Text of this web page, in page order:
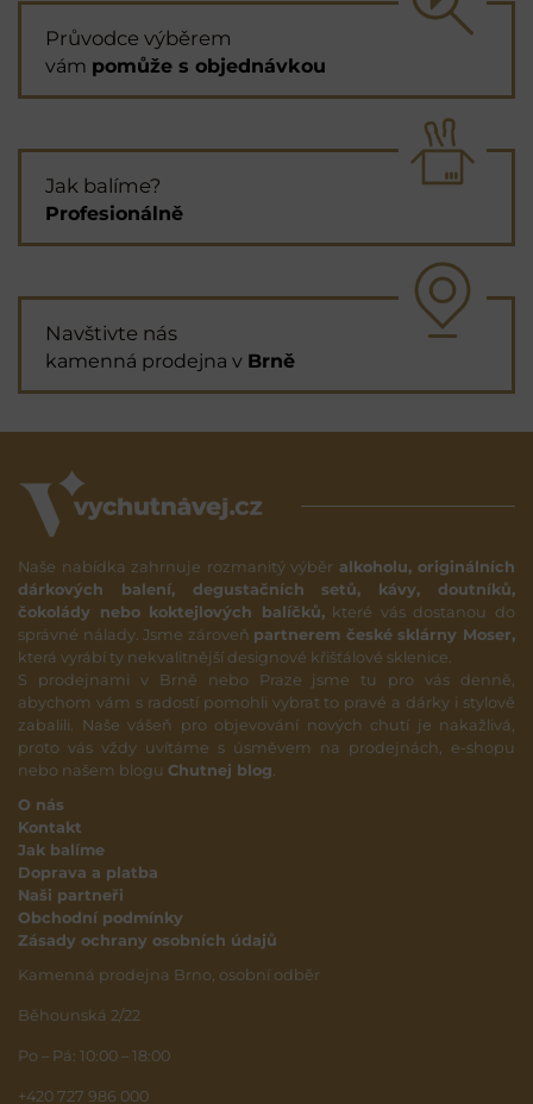
Průvodce výběrem
vám pomůže s objednávkou
Jak balíme?
Profesionálně
Navštivte nás
kamenná prodejna v Brně
Naše nabídka zahrnuje rozmanitý výběr alkoholu, originálních
dárkových balení, degustačních setů, kávy, doutníků,
čokolády nebo koktejlových balíčků,které vás dostanou do
správné nálady. Jsme zároveň partnerem české sklárny Moser,
která vyrábí ty nekvalitnější designové křišťálové sklenice.
S prodejnami v Brně nebo Praze jsme tu pro vás denně,
abychom vám s radostí pomohli vybrat to pravé a dárky i stylově
zabalili. Naše vášeň pro objevování nových chutí je nakažlivá,
proto vás vždy uvítáme s úsměvem na prodejnách, e-shopu
nebo našem blogu Chutnej blog
O nás
Kontakt
Jak balíme
Doprava a platba
Naši partneři
Obchodní podmínky
Zásady ochrany osobních údajů
Kamenná prodejna Brno, osobní odběr
Běhounská 2/22
Po – Pá: 10:00 – 18:00
+420 727 986 000